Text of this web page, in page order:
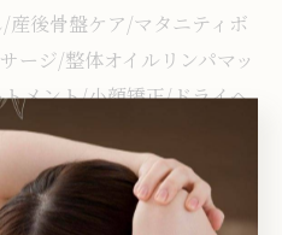
後骨盤ケア/マタニティボ
ージ/整体オイルリンパマッ
メント/小顔矯正/ドライヘ
ッサージ/足つぼオイルケア
ております🦋.*･ﾟ